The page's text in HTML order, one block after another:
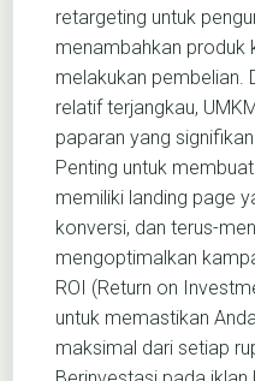
retargeting untuk
menambahkan produk
melakukan pembelian.
relatif terjangkau,
paparan yang
Penting untuk
memiliki landing page
konversi, dan terus-
mengoptimalkan
ROI (Return on
untuk memastikan
maksimal dari setiap